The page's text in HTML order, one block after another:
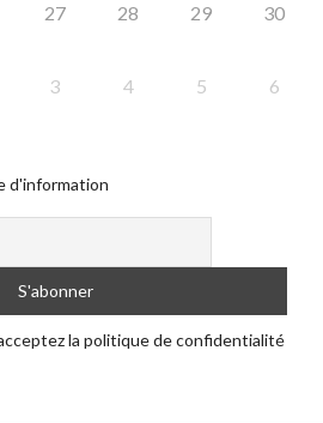
27 28 29 30
3 4 5 6
d'information
la politique de confidentialité